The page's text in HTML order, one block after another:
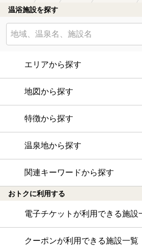
温浴施設を探す
エリアから探す
地図から探す
特徴から探す
温泉地から探す
関連キーワードから探す
おトクに利用する
電子チケットが利用できる施設
クーポンが利用できる施設一覧